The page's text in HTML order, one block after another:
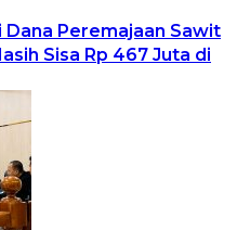
Dana Peremajaan Sawit
Sisa Rp 467 Juta di